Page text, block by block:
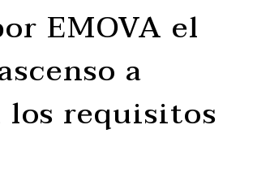
EMOVA el
a
los requisitos